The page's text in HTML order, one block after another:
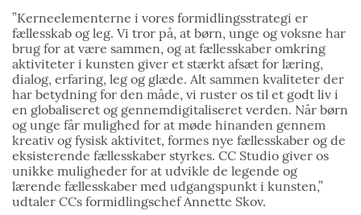
”Kerneelementerne i vores formidlingsstrategi er
fællesskab og leg. Vi tror på, at børn, unge og voksne har
brug for at være sammen, og at fællesskaber omkring
aktiviteter i kunsten giver et stærkt afsæt for læring,
dialog, erfaring, leg og glæde. Alt sammen kvaliteter der
har betydning for den måde, vi ruster os til et godt liv i
en globaliseret og gennemdigitaliseret verden. Når børn
og unge får mulighed for at møde hinanden gennem
kreativ og fysisk aktivitet, formes nye fællesskaber og de
eksisterende fællesskaber styrkes. CC Studio giver os
unikke muligheder for at udvikle de legende og
lærende fællesskaber med udgangspunkt i kunsten,”
udtaler CCs formidlingschef Annette Skov.